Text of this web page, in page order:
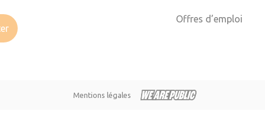
Offres d’emploi
Mentions légales